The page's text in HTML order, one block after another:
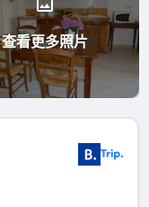
查看更多照片